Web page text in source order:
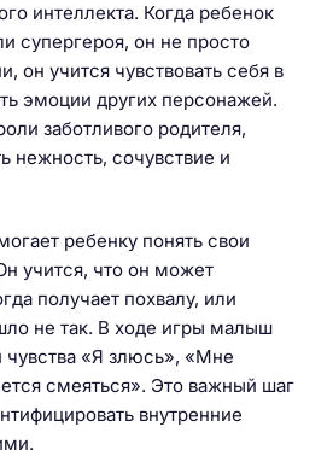
интеллекта. Когда ребенок
супергероя, он не просто
он учится чувствовать себя в
эмоции других персонажей.
заботливого родителя,
нежность, сочувствие и
ребенку понять свои
учится, что он может
получает похвалу, или
не так. В ходе игры малыш
чувства «Я злюсь», «Мне
смеяться». Это важный шаг
внутренние